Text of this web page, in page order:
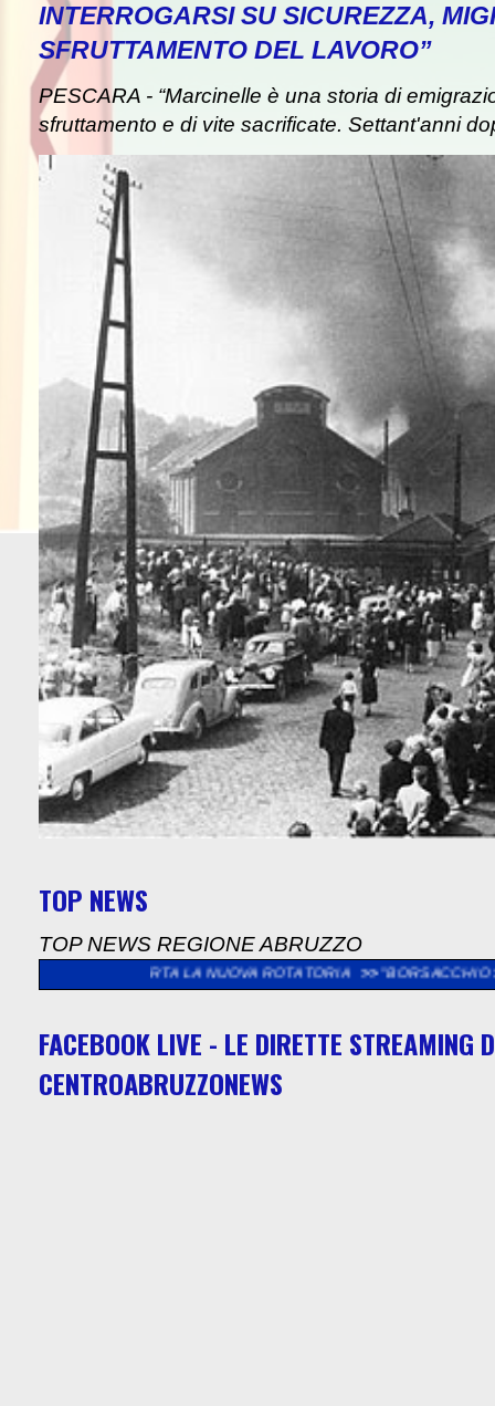
INTERROGARSI SU SICUREZZA,
SFRUTTAMENTO DEL LAVORO”
PESCARA - “Marcinelle è una storia di
sfruttamento e di vite sacrificate. Settant'anni
TOP NEWS
TOP NEWS REGIONE ABRUZZO
LA NUOVA ROTATORIA >> "BORSACCHIO SOTTO LE
FACEBOOK LIVE - LE DIRETTE STREAMING
CENTROABRUZZONEWS